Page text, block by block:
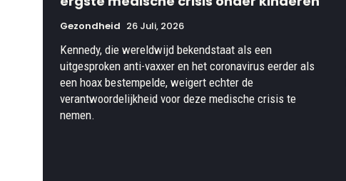
Gezondheid 26 Juli, 2026
Kennedy, die wereldwijd bekendstaat als een
uitgesproken anti-vaxxer en het coronavirus eerder als
een hoax bestempelde, weigert echter de
verantwoordelijkheid voor deze medische crisis te
nemen.